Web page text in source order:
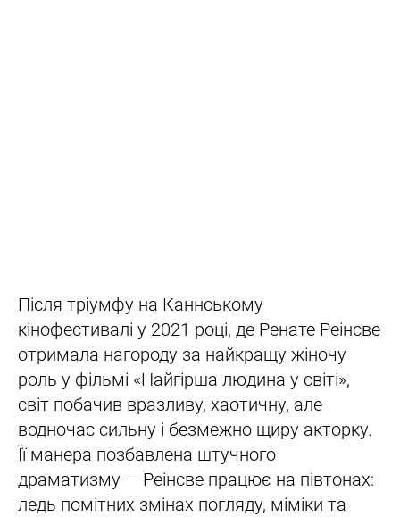
Після тріумфу на Каннському
кінофестивалі у 2021 році, де Ренате Реінсве
отримала нагороду за найкращу жіночу
роль у фільмі «Найгірша людина у світі»,
світ побачив вразливу, хаотичну, але
водночас сильну і безмежно щиру акторку.
Її манера позбавлена штучного
драматизму — Реінсве працює на півтонах:
ледь помітних змінах погляду, міміки та